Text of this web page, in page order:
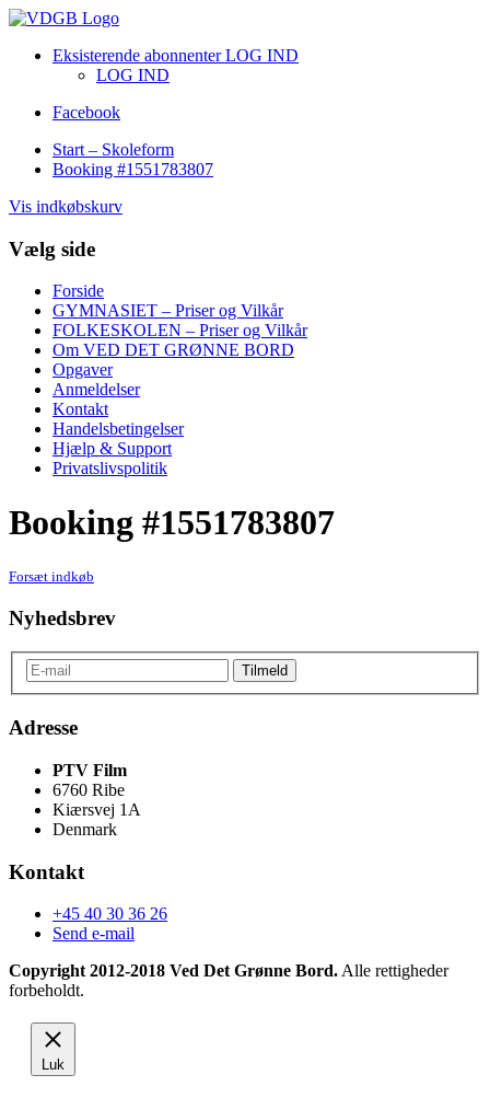
Eksisterende abonnenter LOG IND
LOG IND
Facebook
Start – Skoleform
Booking #1551783807
Vis indkøbskurv
Vælg side
Forside
GYMNASIET – Priser og Vilkår
FOLKESKOLEN – Priser og Vilkår
Om VED DET GRØNNE BORD
Opgaver
Anmeldelser
Kontakt
Handelsbetingelser
Hjælp & Support
Privatslivspolitik
Booking #1551783807
Forsæt indkøb
Nyhedsbrev
Adresse
PTV Film
6760 Ribe
Kiærsvej 1A
Denmark
Kontakt
+45 40 30 36 26
Send e-mail
Copyright 2012-2018 Ved Det Grønne Bord. Alle rettigheder
forbeholdt.
Luk